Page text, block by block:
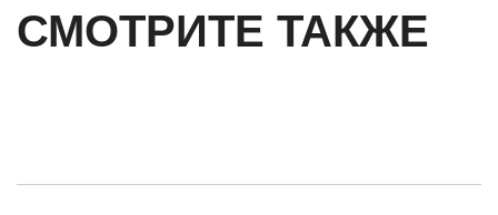
СМОТРИТЕ ТАКЖЕ